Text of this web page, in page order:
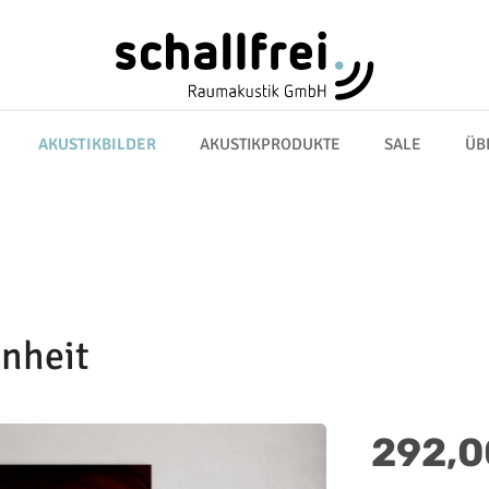
AKUSTIKBILDER AKUSTIKPRODUKTE SALE
Regulärer Preis: